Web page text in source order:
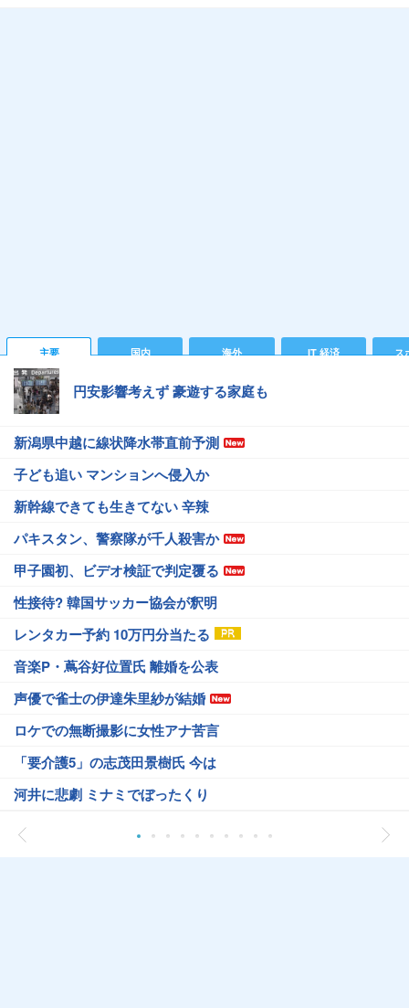
主要 国内 海外 IT 経済 ス
円安影響考えず 豪遊する家庭も
新潟県中越に線状降水帯直前予測
子ども追い マンションへ侵入か
新幹線できても生きてない 辛辣
パキスタン、警察隊が千人殺害か
甲子園初、ビデオ検証で判定覆る
性接待? 韓国サッカー協会が釈明
レンタカー予約 10万円分当たる
音楽P・蔦谷好位置氏 離婚を公表
声優で雀士の伊達朱里紗が結婚
ロケでの無断撮影に女性アナ苦言
「要介護5」の志茂田景樹氏 今は
河井に悲劇 ミナミでぼったくり